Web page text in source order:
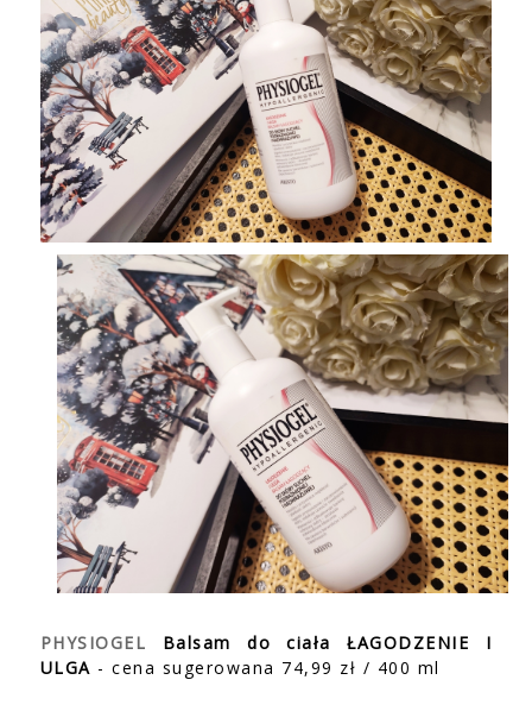
PHYSIOGEL Balsam do ciała ŁAGODZENIE I
ULGA - cena sugerowana 74,99 zł / 400 ml